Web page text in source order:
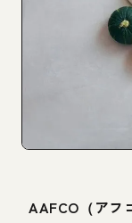
AAFCO（アフ